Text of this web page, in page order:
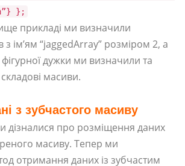
};
прикладі ми визначили
ім’ям “jaggedArray” розміром 2, а
дужки ми визначили та
масиви.
з зубчастого масиву
дізналися про розміщення даних
масиву. Тепер ми
отримання даних із зубчастим